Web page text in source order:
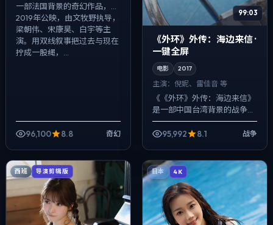
一部法国背景的奇幻作品，
2019年公映，由文牧野执导，
梁朝伟、宋康昊、白宇等主
演。用双线叙事把过去与现在
拧成一股绳，...
96,100 8.8 奇幻
99:03
《外环》外传：海边来信 ·
一键全屏
电影 2017
主演： 倪妮、雷佳音 等
《《外环》外传：海边来信》
是一部中国台湾背景的战争作
品，2017年公映，由林超贤执
导，倪妮、雷佳音、周冬雨等
95,992 8.1 战争
西班 导演剪辑版 日本 4K